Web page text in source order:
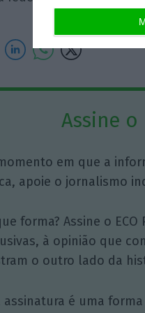
Assine o
em que a
apoie o jornalismo
forma? Assine o
à opinião que
o outro lado da
assinatura é uma